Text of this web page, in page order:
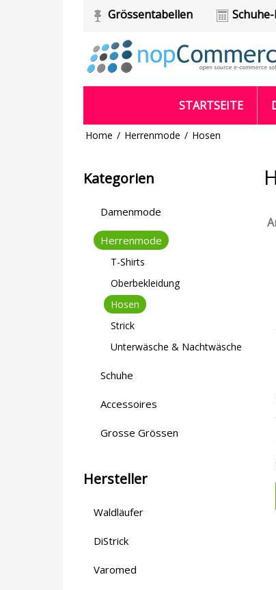
Grössentabellen
STARTSEITE
Home / Herrenmode / Hosen
Kategorien
Damenmode
Herrenmode
T-Shirts
Oberbekleidung
Hosen
Strick
Unterwäsche & Nachtwäsche
Schuhe
Accessoires
Grosse Grössen
Hersteller
Waldläufer
DiStrick
Varomed